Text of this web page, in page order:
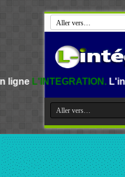
L'information au